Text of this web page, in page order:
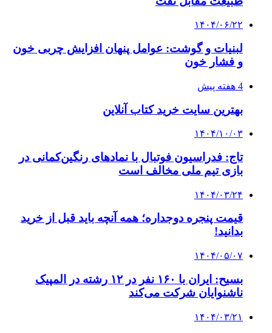
۱۴۰۴/۰۶/۲۲
لبنیات و گوشت: عوامل پنهان افزایش چربی خون
و فشار خون
4 هفته پیش
بهترین سایت خرید کتاب آنلاین
۱۴۰۴/۱۰/۰۳
تاج: فدراسیون فوتبال با نمادهای رنگین‌کمانی در
بازی تیم ملی مخالف است
۱۴۰۴/۰۳/۲۴
قیمت پنجره دوجداره؛ همه آنچه باید قبل از خرید
بدانید!
۱۴۰۴/۰۵/۰۷
بسیح: ایران با ۱۶۰ نفر در ۱۲ رشته در المپیک
ناشنوایان شرکت می‌کند
۱۴۰۴/۰۳/۲۱